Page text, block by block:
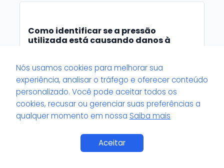
Como identificar se a pressão
utilizada está causando danos à
Sinais como descascamento, riscos,
remoção de verniz ou marcas visíveis
após a lavagem podem indicar
excesso de pressão ou uso
inadequado do equipamento. Caso
superfície, ajuste imediatamente os
parâmetros de uso e reavalie os
Nós usamos cookies para melhorar sua
experiência, analisar o tráfego e oferecer conteúdo
personalizado. Você pode aceitar todos os
cookies, recusar ou gerenciar suas preferências a
qualquer momento em nossa Saiba mais
Aceitar